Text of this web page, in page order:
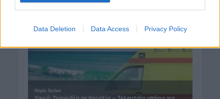
Data Deletion Data Access Privacy Policy